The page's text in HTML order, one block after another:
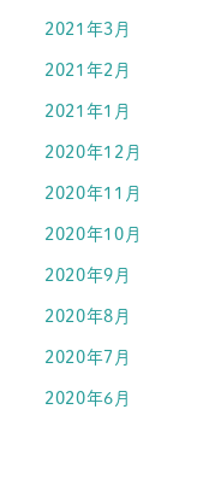
2021年3月
2021年2月
2021年1月
2020年12月
2020年11月
2020年10月
2020年9月
2020年8月
2020年7月
2020年6月